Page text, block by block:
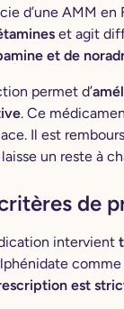
d’une AMM en
et agit
et de
permet d’
. Ce
Il est
un reste à
de
intervient
est